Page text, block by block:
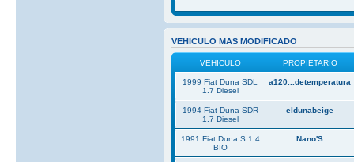
VEHICULO MAS MODIFICADO
VEHICULO PROPIETARIO
1999 Fiat Duna SDL
1.7 Diesel
a120...detemperatura
1994 Fiat Duna SDR
1.7 Diesel
eldunabeige
1991 Fiat Duna S 1.4
BIO
Nano'S